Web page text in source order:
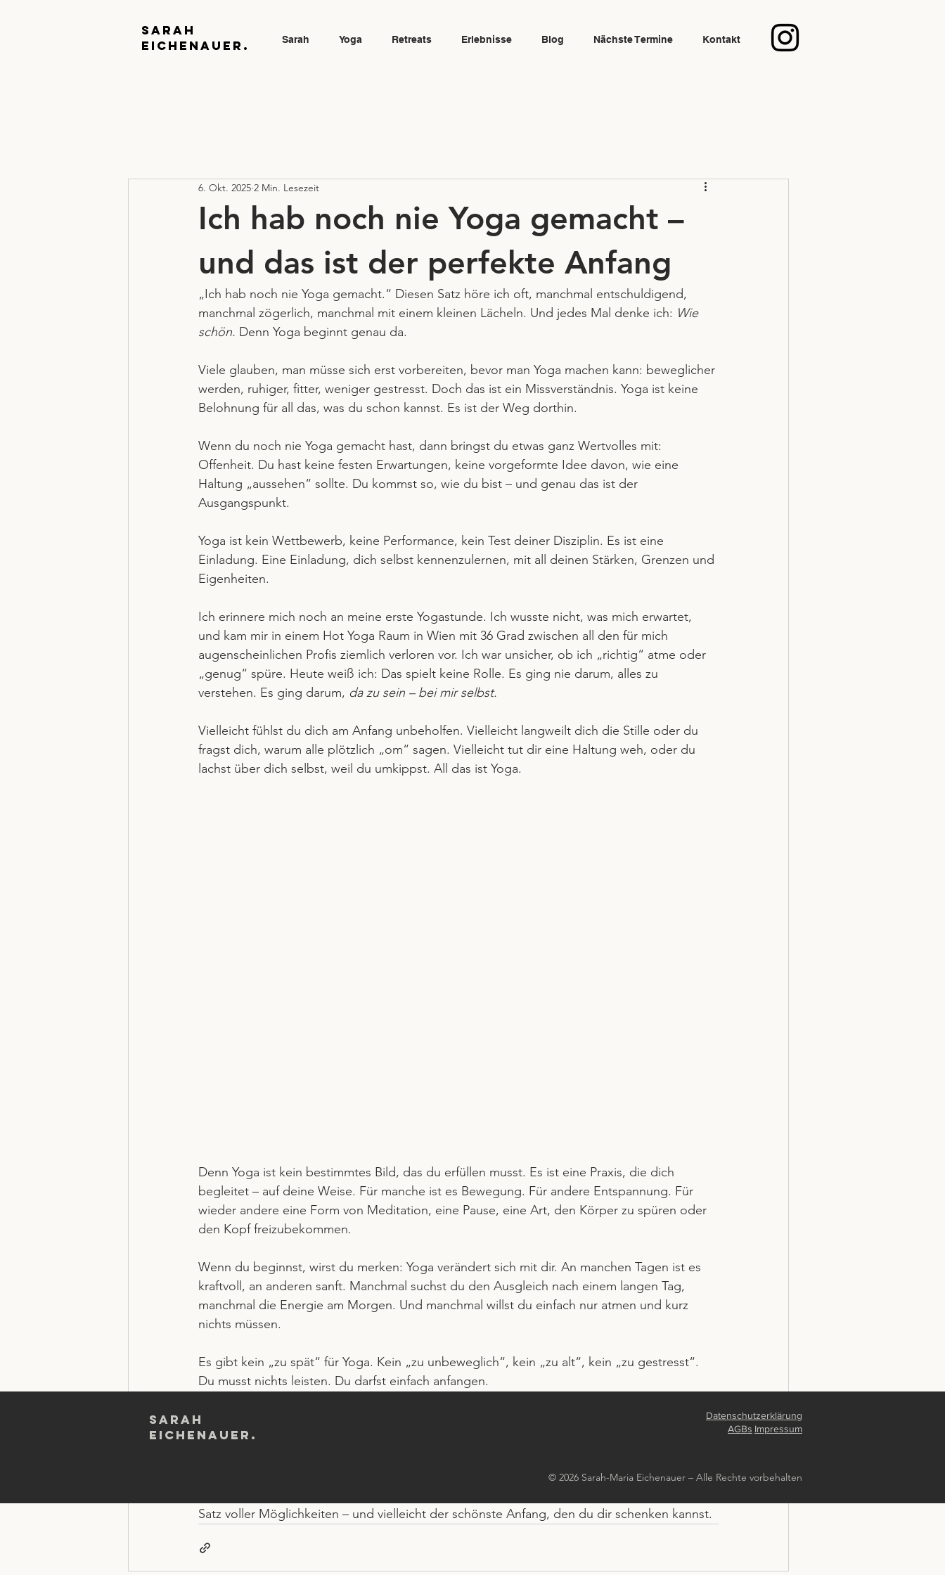
Sarah
Eichenauer.
Sarah Yoga Retreats Erlebnisse Blog Nächste Termine Kontakt
Ich hab noch nie Yoga gemacht –
und das ist der perfekte Anfang
6. Okt. 2025 2 Min. Lesezeit
„Ich hab noch nie Yoga gemacht.“ Diesen Satz höre ich oft, manchmal entschuldigend,
manchmal zögerlich, manchmal mit einem kleinen Lächeln. Und jedes Mal denke ich: Wie
schön. Denn Yoga beginnt genau da.
Viele glauben, man müsse sich erst vorbereiten, bevor man Yoga machen kann: beweglicher
werden, ruhiger, fitter, weniger gestresst. Doch das ist ein Missverständnis. Yoga ist keine
Belohnung für all das, was du schon kannst. Es ist der Weg dorthin.
Wenn du noch nie Yoga gemacht hast, dann bringst du etwas ganz Wertvolles mit:
Offenheit. Du hast keine festen Erwartungen, keine vorgeformte Idee davon, wie eine
Haltung „aussehen“ sollte. Du kommst so, wie du bist – und genau das ist der
Ausgangspunkt.
Yoga ist kein Wettbewerb, keine Performance, kein Test deiner Disziplin. Es ist eine
Einladung. Eine Einladung, dich selbst kennenzulernen, mit all deinen Stärken, Grenzen und
Eigenheiten.
Ich erinnere mich noch an meine erste Yogastunde. Ich wusste nicht, was mich erwartet,
und kam mir in einem Hot Yoga Raum in Wien mit 36 Grad zwischen all den für mich
augenscheinlichen Profis ziemlich verloren vor. Ich war unsicher, ob ich „richtig“ atme oder
„genug“ spüre. Heute weiß ich: Das spielt keine Rolle. Es ging nie darum, alles zu
verstehen. Es ging darum, da zu sein – bei mir selbst.
Vielleicht fühlst du dich am Anfang unbeholfen. Vielleicht langweilt dich die Stille oder du
fragst dich, warum alle plötzlich „om“ sagen. Vielleicht tut dir eine Haltung weh, oder du
lachst über dich selbst, weil du umkippst. All das ist Yoga.
Denn Yoga ist kein bestimmtes Bild, das du erfüllen musst. Es ist eine Praxis, die dich
begleitet – auf deine Weise. Für manche ist es Bewegung. Für andere Entspannung. Für
wieder andere eine Form von Meditation, eine Pause, eine Art, den Körper zu spüren oder
den Kopf freizubekommen.
Wenn du beginnst, wirst du merken: Yoga verändert sich mit dir. An manchen Tagen ist es
kraftvoll, an anderen sanft. Manchmal suchst du den Ausgleich nach einem langen Tag,
manchmal die Energie am Morgen. Und manchmal willst du einfach nur atmen und kurz
nichts müssen.
Es gibt kein „zu spät“ für Yoga. Kein „zu unbeweglich“, kein „zu alt“, kein „zu gestresst“.
Du musst nichts leisten. Du darfst einfach anfangen.
Vielleicht ist deine erste Yogastunde ungewohnt. Vielleicht auch wunderbar. Vielleicht
beides. Aber sie ist der Anfang eines Weges, der nicht von außen bewertet wird, sondern
Satz voller Möglichkeiten – und vielleicht der schönste Anfang, den du dir schenken kannst.
Sarah
Eichenauer.
Datenschutzerklärung
AGBs Impressum
© 2026 Sarah-Maria Eichenauer – Alle Rechte vorbehalten